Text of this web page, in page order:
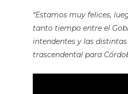
“Estamos muy felices,
tanto tiempo entre el
intendentes y las distintas
trascendental para